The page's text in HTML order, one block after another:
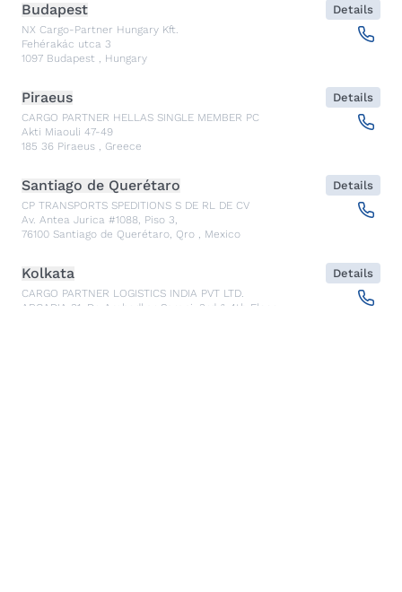
Budapest
NX Cargo-Partner Hungary Kft.
Fehérakác utca 3
1097 Budapest , Hungary
Details
Piraeus
CARGO PARTNER HELLAS SINGLE MEMBER PC
Akti Miaouli 47-49
185 36 Piraeus , Greece
Details
Santiago de Querétaro
CP TRANSPORTS SPEDITIONS S DE RL DE CV
Av. Antea Jurica #1088, Piso 3,
76100 Santiago de Querétaro, Qro , Mexico
Details
Kolkata
CARGO PARTNER LOGISTICS INDIA PVT LTD.
ARCADIA 31, Dr. Ambedkar Sarani, 3rd & 4th Floor
Details